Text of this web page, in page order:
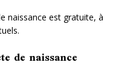
naissance est gratuite, à
de naissance